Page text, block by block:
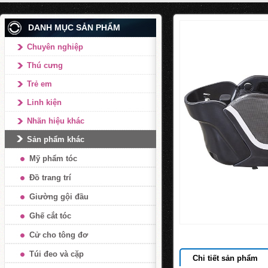
DANH MỤC SẢN PHẨM
Chuyên nghiệp
Thú cưng
Trẻ em
Linh kiện
Nhãn hiệu khác
Sản phẩm khác
Mỹ phẩm tóc
Đồ trang trí
Giường gội đầu
Ghế cắt tóc
Cử cho tông đơ
Túi đeo và cặp Chi tiết sản phẩm